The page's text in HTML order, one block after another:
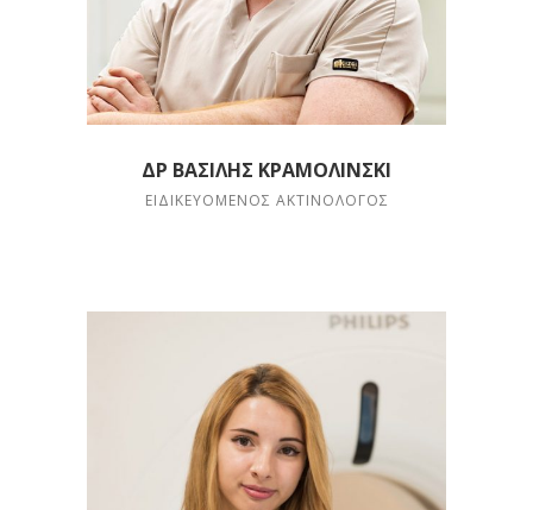
ΔΡ ΒΑΣΊΛΗΣ ΚΡΑΜΟΛΊΝΣΚΙ
ΕΙΔΙΚΕΥΌΜΕΝΟΣ ΑΚΤΙΝΟΛΌΓΟΣ